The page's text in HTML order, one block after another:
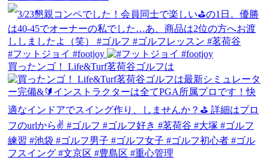
#フットジョイ #footjoy
買ったンゴ！ Life&Turf茗荷谷ゴルフは